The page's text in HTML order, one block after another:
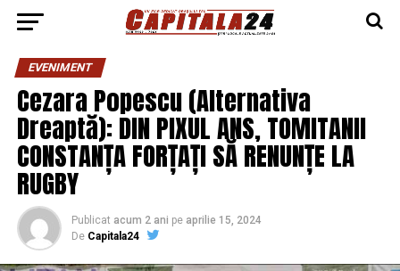
EVENIMENT
Cezara Popescu (Alternativa
Dreaptă): DIN PIXUL ANS, TOMITANII
CONSTANȚA FORȚAȚI SĂ RENUNȚE LA
RUGBY
Publicat acum 2 ani pe aprilie 15, 2024
De Capitala24